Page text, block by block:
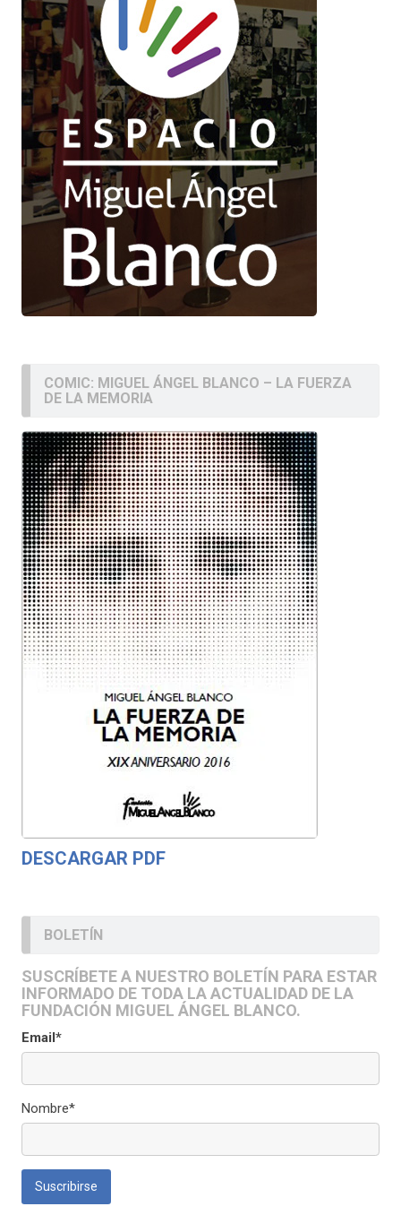
COMIC: MIGUEL ÁNGEL BLANCO – LA FUERZA
DE LA MEMORIA
DESCARGAR PDF
BOLETÍN
SUSCRÍBETE A NUESTRO BOLETÍN PARA ESTAR
INFORMADO DE TODA LA ACTUALIDAD DE LA
FUNDACIÓN MIGUEL ÁNGEL BLANCO.
Email*
Nombre*